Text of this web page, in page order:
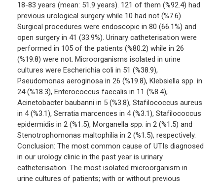
18-83 years (mean: 51.9 years). 121 of them (%92.4) had
previous urological surgery while 10 had not (%7.6).
Surgical procedures were endoscopic in 80 (66.1%) and
open surgery in 41 (33.9%). Urinary catheterisation were
performed in 105 of the patients (%80.2) while in 26
(%19.8) were not. Microorganisms isolated in urine
cultures were Escherichia coli in 51 (%38.9),
Pseudomonas aeroginosa in 26 (%19.8), Klebsiella spp. in
24 (%18.3), Enterococcus faecalis in 11 (%8.4),
Acinetobacter baubanni in 5 (%3.8), Stafilococcus aureus
in 4 (%3.1), Serratia marcences in 4 (%3.1), Stafilococcus
epidermidis in 2 (%1.5), Morganella spp. in 2 (%1.5) and
Stenotrophomonas maltophilia in 2 (%1.5), respectively.
Conclusion: The most common cause of UTIs diagnosed
in our urology clinic in the past year is urinary
catheterisation. The most isolated microorganism in
urine cultures of patients; with or without previous